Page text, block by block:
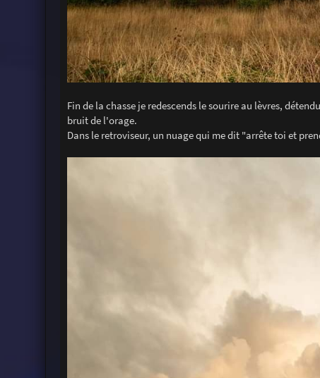
Fin de la chasse je redescends le sourire au lèvres,
bruit de l'orage.
Dans le retroviseur, un nuage qui me dit "arrête toi et